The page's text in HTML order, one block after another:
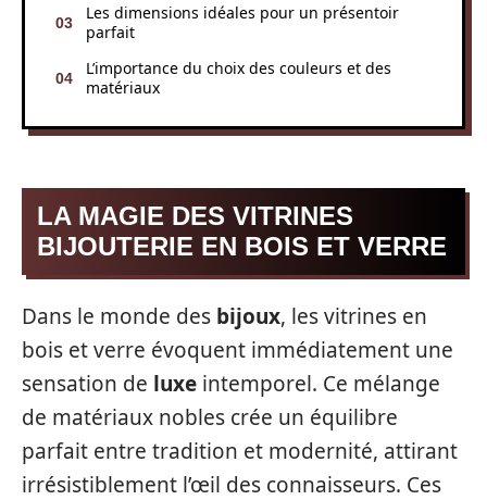
Les dimensions idéales pour un présentoir
parfait
L’importance du choix des couleurs et des
matériaux
LA MAGIE DES VITRINES
BIJOUTERIE EN BOIS ET VERRE
Dans le monde des bijoux, les vitrines en
bois et verre évoquent immédiatement une
sensation de luxe intemporel. Ce mélange
de matériaux nobles crée un équilibre
parfait entre tradition et modernité, attirant
irrésistiblement l’œil des connaisseurs. Ces